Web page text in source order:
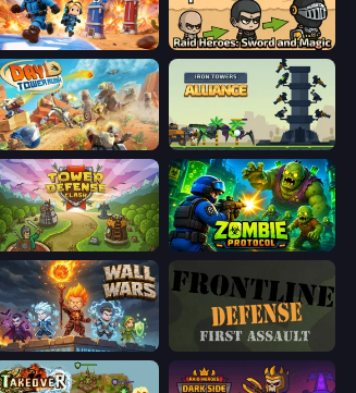
Tower Battle Raid Heroes: Sword and Magic
Day D Tower Rush Iron Towers Alliance
Tower Defense Clash Zombie Protocol
Wall Wars Frontline Defense